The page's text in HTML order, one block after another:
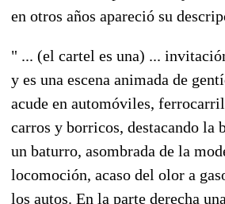
en otros años apareció su
" ... (el cartel es una) ...
y es una escena animada de
acude en automóviles,
carros y borricos, destacando la
un baturro, asombrada de la
locomoción, acaso del olor a
los autos. En la parte derecha